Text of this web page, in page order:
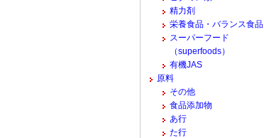
精力剤
栄養食品・バランス食品
スーパーフード
（superfoods）
有機JAS
原料
その他
食品添加物
あ行
た行